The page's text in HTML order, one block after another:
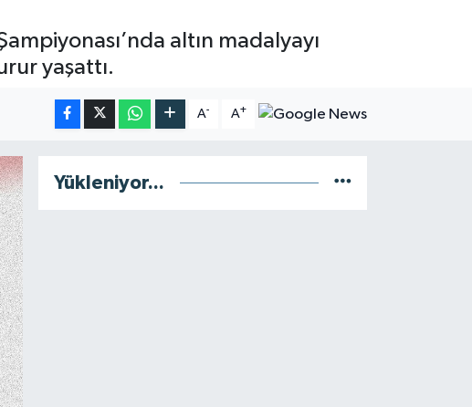
altın madalyayı
yaşattı.
A- A+
Yükleniyor...